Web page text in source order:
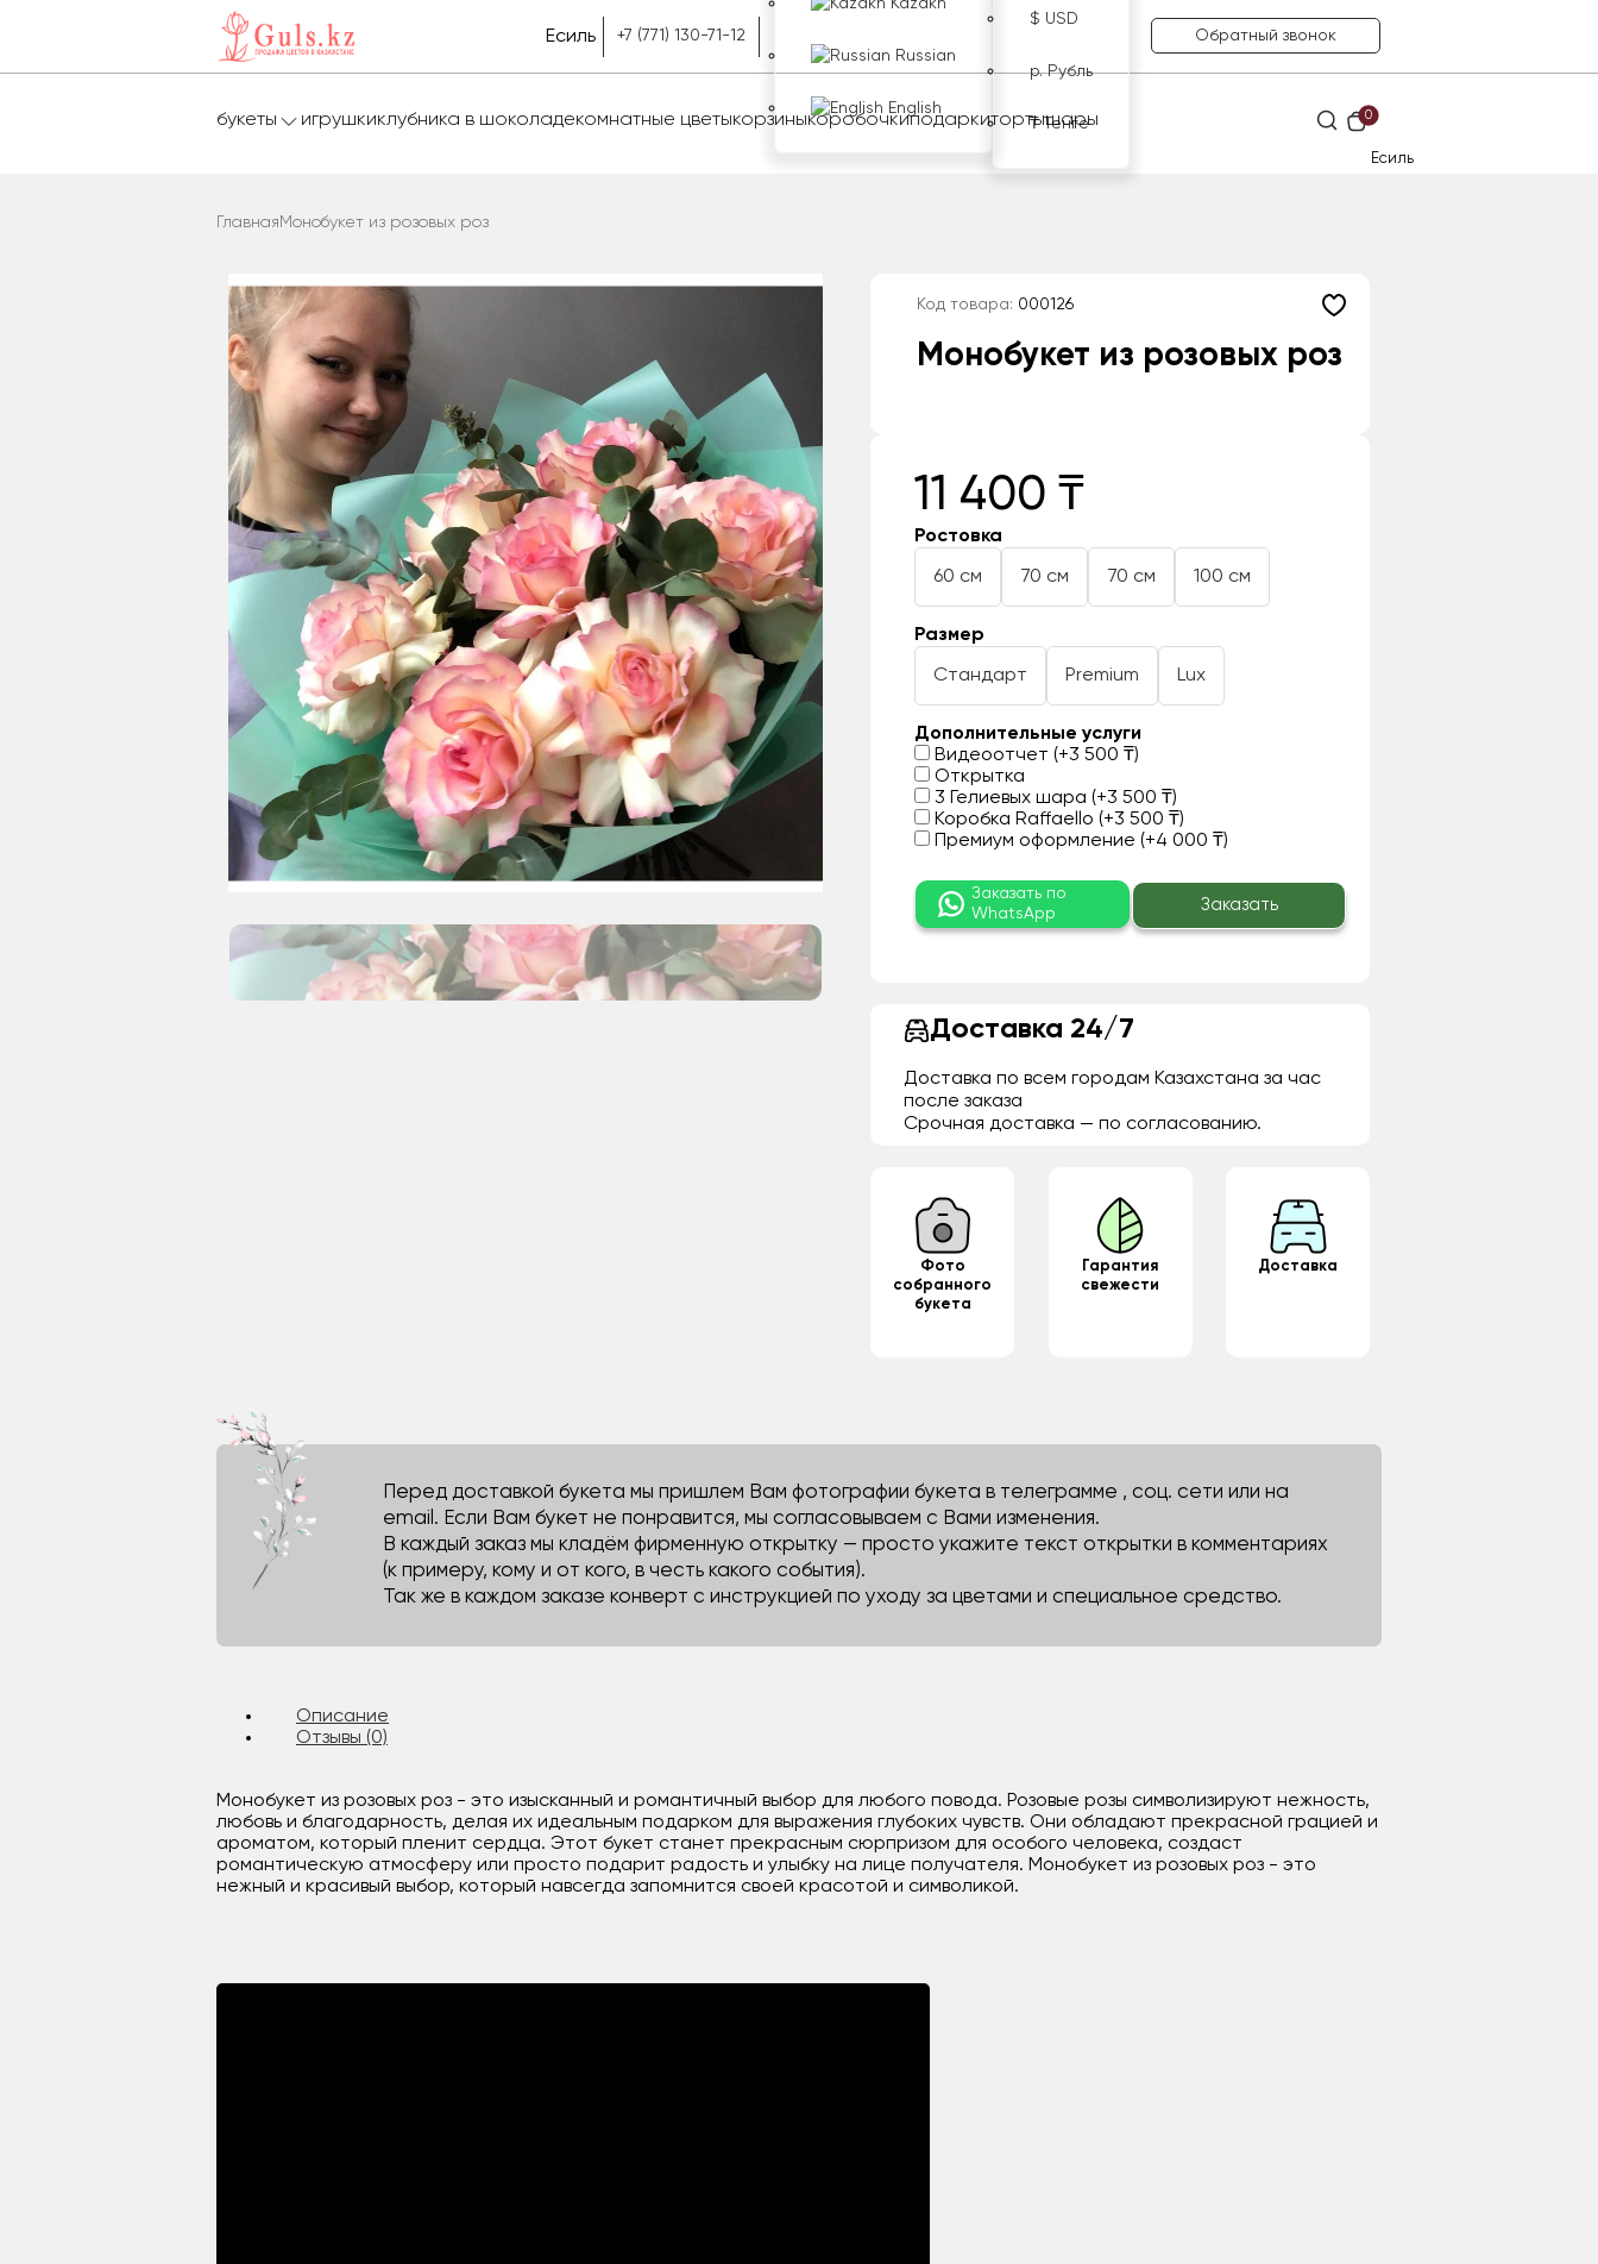
Есиль +7 (771) 130-71-12
Kazakh
Russian
English
$ USD
р. Рубль
₸ Тенге
Обратный звонок
букеты игрушкиклубника в шоколадекомнатные цветыкорзиныкоробочкиподаркитортышары 0
Есиль
Главная Монобукет из розовых роз
Код товара: 000126
Монобукет из розовых роз
11 400 ₸
Ростовка
60 см 70 см 70 см 100 см
Размер
Стандарт Premium Lux
Дополнительные услуги
Видеоотчет (+3 500 ₸)
Открытка
3 Гелиевых шара (+3 500 ₸)
Коробка Raffaello (+3 500 ₸)
Премиум оформление (+4 000 ₸)
Заказать по
WhatsApp
Заказать
Доставка 24/7
Доставка по всем городам Казахстана за час
после заказа
Срочная доставка — по согласованию.
Фото
собранного
букета
Гарантия
свежести
Доставка
Перед доставкой букета мы пришлем Вам фотографии букета в телеграмме , соц. сети или на
email. Если Вам букет не понравится, мы согласовываем с Вами изменения.
В каждый заказ мы кладём фирменную открытку — просто укажите текст открытки в комментариях
(к примеру, кому и от кого, в честь какого события).
Так же в каждом заказе конверт с инструкцией по уходу за цветами и специальное средство.
Описание
Отзывы (0)
Монобукет из розовых роз - это изысканный и романтичный выбор для любого повода. Розовые розы символизируют нежность,
любовь и благодарность, делая их идеальным подарком для выражения глубоких чувств. Они обладают прекрасной грацией и
ароматом, который пленит сердца. Этот букет станет прекрасным сюрпризом для особого человека, создаст
романтическую атмосферу или просто подарит радость и улыбку на лице получателя. Монобукет из розовых роз - это
нежный и красивый выбор, который навсегда запомнится своей красотой и символикой.